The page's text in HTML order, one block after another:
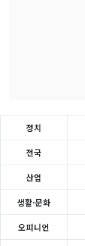
정치
전국
산업
생활·문화
오피니언